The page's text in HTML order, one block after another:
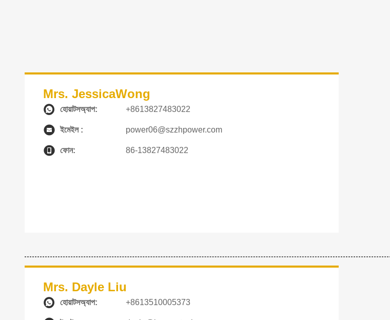
Mrs. JessicaWong
হোয়াটসঅ্যাপ: +8613827483022
ইমেইল : power06@szzhpower.com
ফোন: 86-13827483022
Mrs. Dayle Liu
হোয়াটসঅ্যাপ: +8613510005373